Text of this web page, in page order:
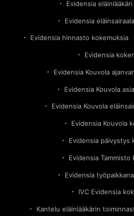
Evidensia
Evidensia
Evidensia hinnasto kokemuksia
Evidensia
Evidensia Kouvola
Evidensia Kouvola
Evidensia Kouvola
Evidensia Kouvola
Evidensia päivystys
Evidensia Tammisto
Evidensia
IVC Evidensia
Kantelu eläinlääkärin